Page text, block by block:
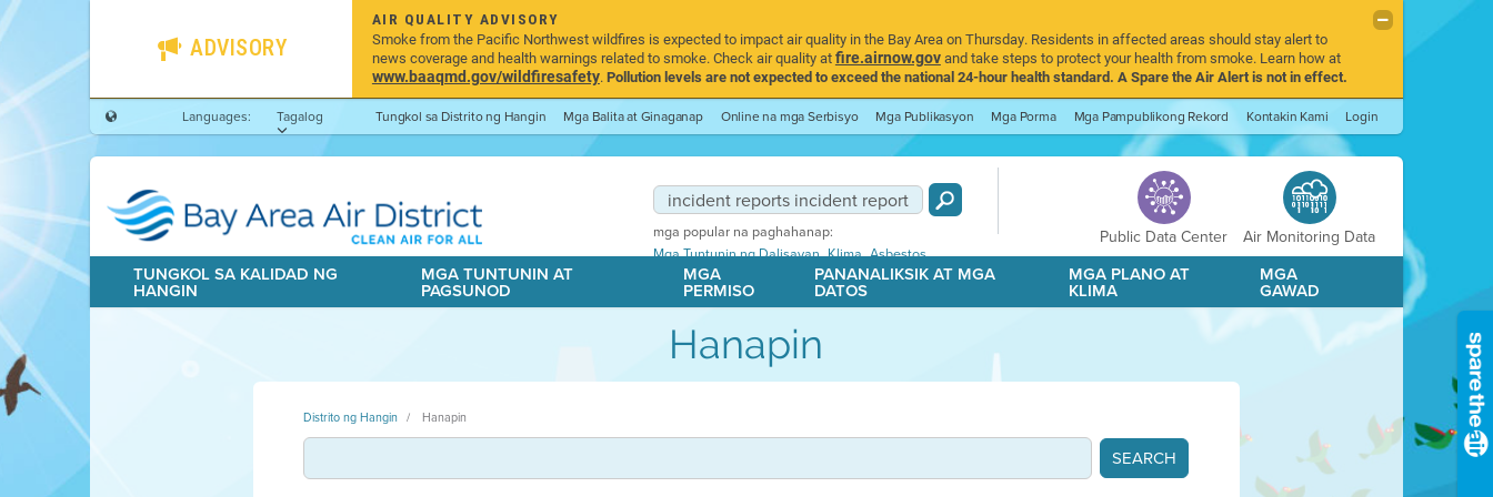
ADVISORY
AIR QUALITY ADVISORY
Smoke from the Pacific Northwest wildfires is expected to impact air quality in the Bay Area on Thursday. Residents in affected areas should stay alert to
news coverage and health warnings related to smoke. Check air quality atfire.airnow.govand take steps to protect your health from smoke. Learn how at
www.baaqmd.gov/wildfiresafety.Pollution levels are not expected to exceed the national 24-hour health standard. A Spare the Air Alert is not in effect.
Languages:
Tagalog Tungkol sa Distrito ng Hangin Mga Balita at Ginaganap Online na mga Serbisyo Mga Publikasyon Mga Porma Mga Pampublikong Rekord Kontakin Kami Login
mga popular na paghahanap:
Mga Tuntunin ng Dalisayan,Klima,Asbestos
Public Data Center Air Monitoring Data
TUNGKOL SA KALIDAD NG
HANGIN
MGA TUNTUNIN AT
PAGSUNOD
MGA
PERMISO
PANANALIKSIK AT MGA
DATOS
MGA PLANO AT
KLIMA
MGA
GAWAD
Hanapin
Distrito ng Hangin Hanapin